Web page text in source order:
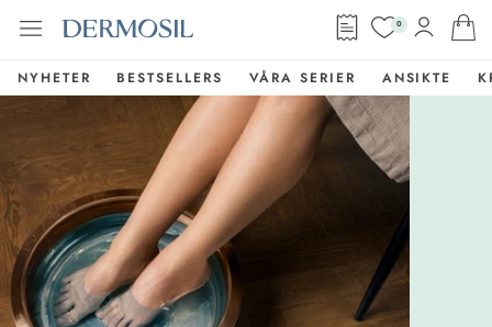
0
NYHETER BESTSELLERS VÅRA SERIER ANSIKTE